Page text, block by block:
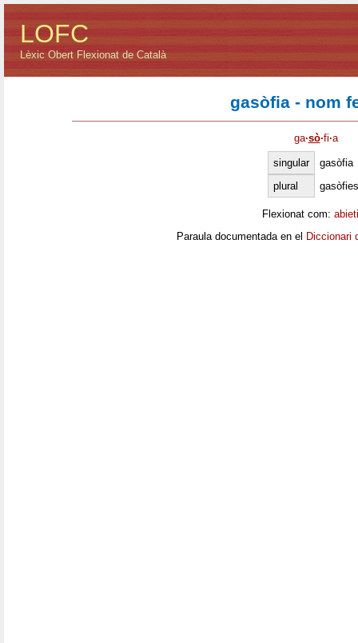
LOFC
Lèxic Obert Flexionat de Català
gasòfia - nom
ga·sò·fi·a
singular
gasòfia
plural
gasòfies
Flexionat com:
Paraula documentada en el Diccionari